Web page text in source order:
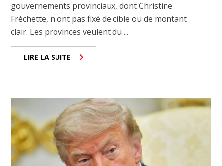
gouvernements provinciaux, dont Christine
Fréchette, n'ont pas fixé de cible ou de montant
clair. Les provinces veulent du ...
LIRE LA SUITE